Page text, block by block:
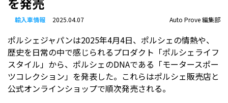
輸入車情報 2025.04.07 Auto Prove 編集部
ポルシェジャパンは2025年4月4日、ポルシェの情熱や、
歴史を日常の中で感じられるプロダクト「ポルシェライフ
スタイル」から、ポルシェのDNAである「モータースポー
ツコレクション」を発表した。これらはポルシェ販売店と
公式オンラインショップで順次発売される。